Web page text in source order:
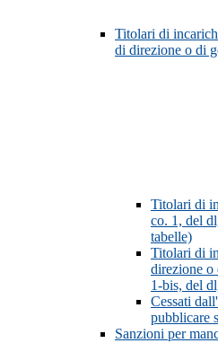
Titolari di
di direzione o di
Titolari di
co. 1, del
tabelle)
Titolari di
direzione o
1-bis, del
Cessati
pubblicare
Sanzioni per